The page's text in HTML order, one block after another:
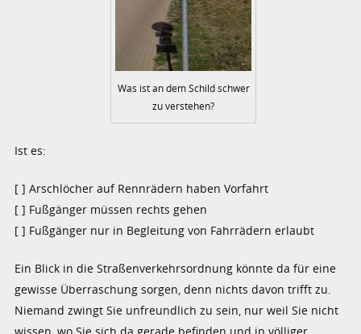
Was ist an dem Schild schwer
zu verstehen?
Ist es:
[ ] Arschlöcher auf Rennrädern haben Vorfahrt
[ ] Fußgänger müssen rechts gehen
[ ] Fußgänger nur in Begleitung von Fahrrädern erlaubt
Ein Blick in die Straßenverkehrsordnung könnte da für eine
gewisse Überraschung sorgen, denn nichts davon trifft zu.
Niemand zwingt Sie unfreundlich zu sein, nur weil Sie nicht
wissen, wo Sie sich da gerade befinden und in völliger